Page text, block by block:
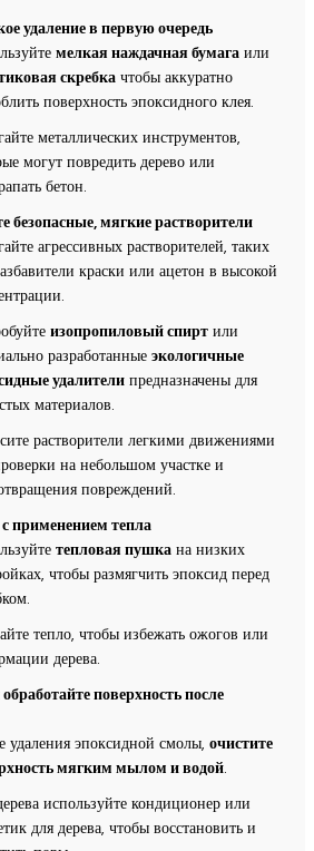
удаление в первую очередь
мелкая наждачная бумагаили
скребкачтобы аккуратно
поверхность эпоксидного клея.
металлических инструментов,
могут повредить дерево или
бетон.
безопасные, мягкие растворители
агрессивных растворителей, таких
краски или ацетон в высокой
изопропиловый спиртили
разработанные экологичные
удалителипредназначены для
материалов.
растворители легкими движениями
на небольшом участке и
повреждений.
применением тепла
тепловая пушкана низких
чтобы размягчить эпоксид перед
тепло, чтобы избежать ожогов или
дерева.
поверхность после
удаления эпоксидной смолы, очистите
мягким мылом и водой.
используйте кондиционер или
для дерева, чтобы восстановить и